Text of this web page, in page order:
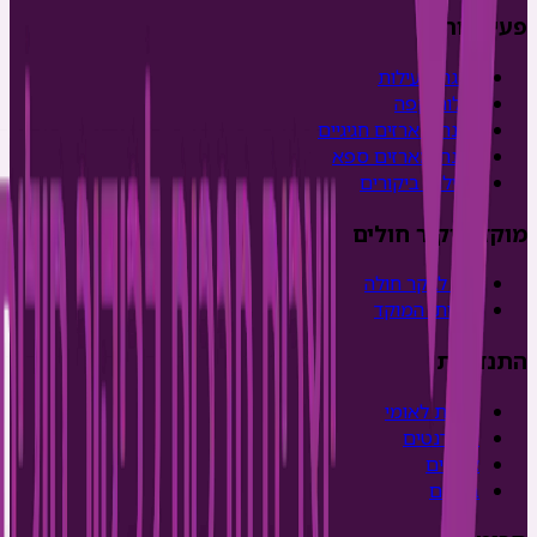
פעילויות
הצגת פעילות
עגלות קפה
הכנת מארזים חגיגיים
הכנת מארזים ספא
פעילות ביקורים
מוקד ביקור חולים
איך לבקר חולה
שירותי המוקד
התנדבות
שירות לאומי
סטודנטים
צעירים
בוגרים